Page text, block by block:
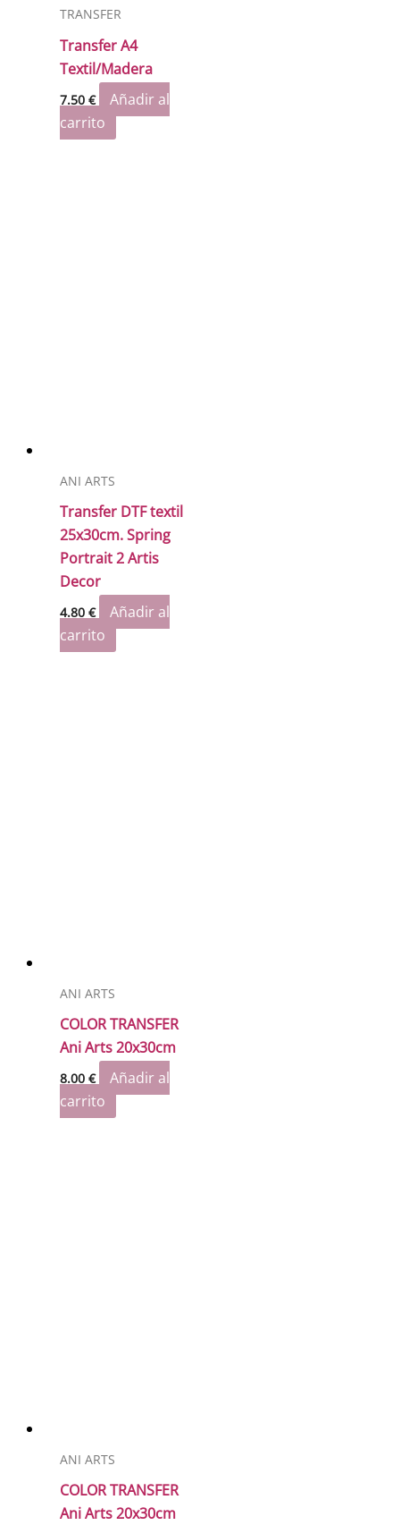
TRANSFER
Transfer A4
Textil/Madera
7.50€
Añadir al
carrito
ANI ARTS
Transfer DTF textil
25x30cm. Spring
Portrait 2 Artis
Decor
4.80€
Añadir al
carrito
ANI ARTS
COLOR TRANSFER
Ani Arts 20x30cm
8.00€
Añadir al
carrito
ANI ARTS
COLOR TRANSFER
Ani Arts 20x30cm